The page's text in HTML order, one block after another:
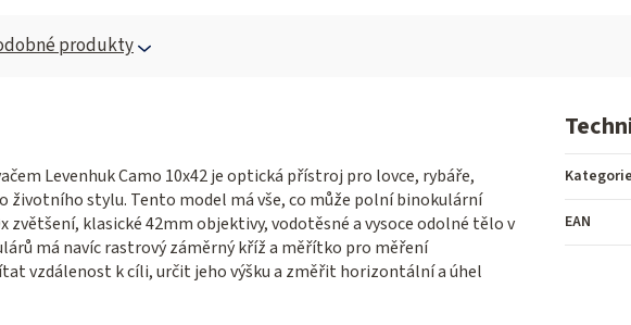
produkty
Levenhuk Camo 10x42 je optická přístroj pro lovce, rybáře,
životního stylu. Tento model má vše, co může polní binokulární
zvětšení, klasické 42mm objektivy, vodotěsné a vysoce odolné tělo v
má navíc rastrový záměrný kříž a měřítko pro měření
vzdálenost k cíli, určit jeho výšku a změřit horizontální a úhel
Kategorie
EAN